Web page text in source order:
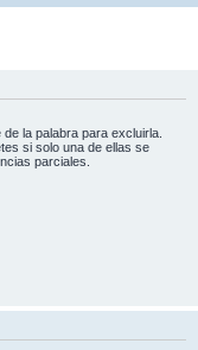
de la palabra para excluirla.
si solo una de ellas se
parciales.